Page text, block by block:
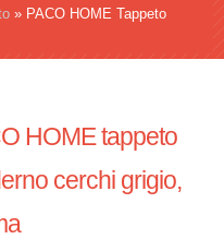
» PACO HOME Tappeto
HOME tappeto
cerchi grigio,